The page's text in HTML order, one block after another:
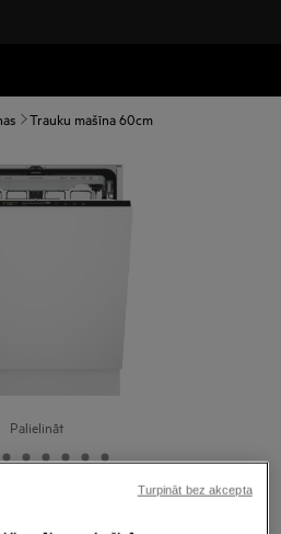
Trauku mašīna 60cm
Palielināt
Turpināt bez akcepta